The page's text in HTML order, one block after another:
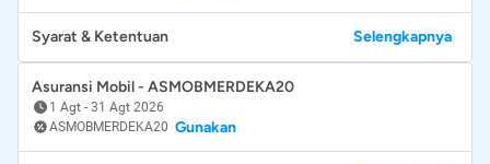
Syarat & Ketentuan Selengkapnya
Asuransi Mobil - ASMOBMERDEKA20
1 Agt - 31 Agt 2026
ASMOBMERDEKA20 Gunakan